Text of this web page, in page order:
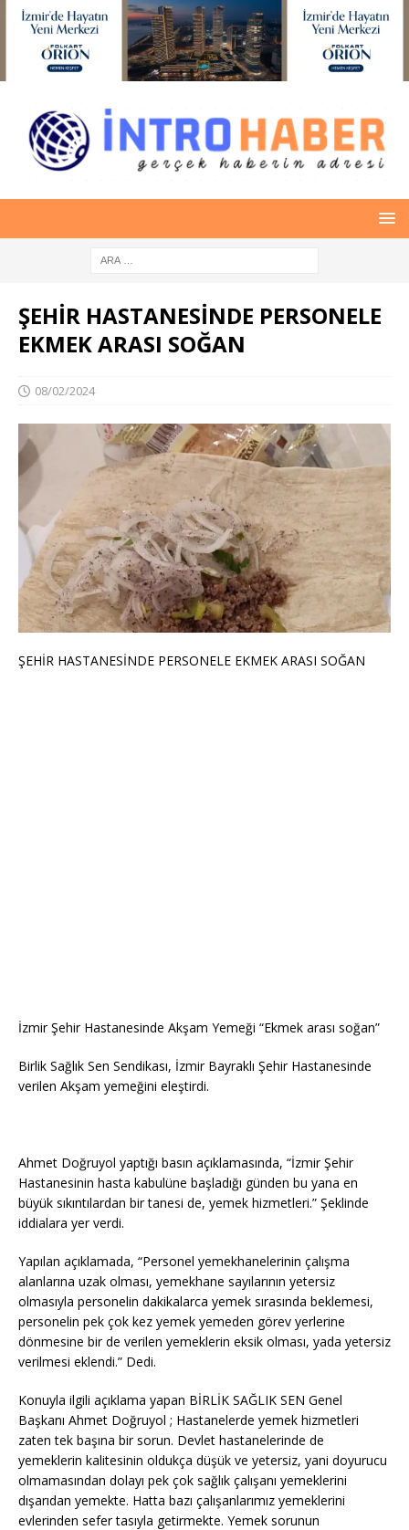
ŞEHİR HASTANESİNDE PERSONELE
EKMEK ARASI SOĞAN
08/02/2024
ŞEHİR HASTANESİNDE PERSONELE EKMEK ARASI SOĞAN
İzmir Şehir Hastanesinde Akşam Yemeği “Ekmek arası soğan”
Birlik Sağlık Sen Sendikası, İzmir Bayraklı Şehir Hastanesinde
verilen Akşam yemeğini eleştirdi.
Ahmet Doğruyol yaptığı basın açıklamasında, “İzmir Şehir
Hastanesinin hasta kabulüne başladığı günden bu yana en
büyük sıkıntılardan bir tanesi de, yemek hizmetleri.” Şeklinde
iddialara yer verdi.
Yapılan açıklamada, “Personel yemekhanelerinin çalışma
alanlarına uzak olması, yemekhane sayılarının yetersiz
olmasıyla personelin dakikalarca yemek sırasında beklemesi,
personelin pek çok kez yemek yemeden görev yerlerine
dönmesine bir de verilen yemeklerin eksik olması, yada yetersiz
verilmesi eklendi.” Dedi.
Konuyla ilgili açıklama yapan BİRLİK SAĞLIK SEN Genel
Başkanı Ahmet Doğruyol ; Hastanelerde yemek hizmetleri
zaten tek başına bir sorun. Devlet hastanelerinde de
yemeklerin kalitesinin oldukça düşük ve yetersiz, yani doyurucu
olmamasından dolayı pek çok sağlık çalışanı yemeklerini
dışarıdan yemekte. Hatta bazı çalışanlarımız yemeklerini
evlerinden sefer tasıyla getirmekte. Yemek sorunun